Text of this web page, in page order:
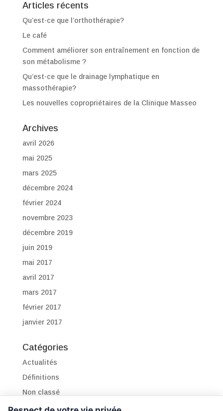
Articles récents
Qu’est-ce que l’orthothérapie?
Le café
Comment améliorer son entraînement en fonction de
son métabolisme ?
Qu’est-ce que le drainage lymphatique en
massothérapie?
Les nouvelles copropriétaires de la Clinique Masseo
Archives
avril 2026
mai 2025
mars 2025
décembre 2024
février 2024
novembre 2023
décembre 2019
juin 2019
mai 2017
avril 2017
mars 2017
février 2017
janvier 2017
Catégories
Actualités
Définitions
Non classé
Pathologies – conseils